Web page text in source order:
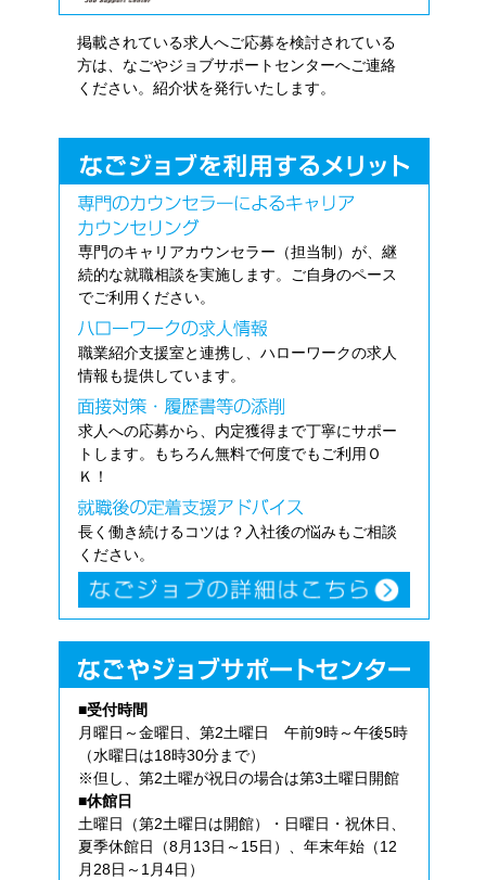
掲載されている求人へご応募を検討されている
方は、なごやジョブサポートセンターへご連絡
ください。紹介状を発行いたします。
専門のキャリアカウンセラー（担当制）が、継
続的な就職相談を実施します。ご自身のペース
でご利用ください。
職業紹介支援室と連携し、ハローワークの求人
情報も提供しています。
求人への応募から、内定獲得まで丁寧にサポー
トします。もちろん無料で何度でもご利用Ｏ
Ｋ！
長く働き続けるコツは？入社後の悩みもご相談
ください。
■受付時間
月曜日～金曜日、第2土曜日 午前9時～午後5時
（水曜日は18時30分まで）
※但し、第2土曜が祝日の場合は第3土曜日開館
■休館日
土曜日（第2土曜日は開館）・日曜日・祝休日、
夏季休館日（8月13日～15日）、年末年始（12
月28日～1月4日）